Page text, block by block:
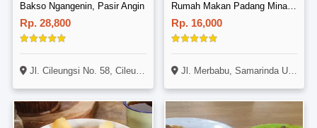
Bakso Ngangenin, Pasir Angin
Rp. 28,800
Jl. Cileungsi No. 58, Cileungsi, Bogor
Rumah Makan Padang Minang Raya 2, Merbabu
Rp. 16,000
Jl. Merbabu, Samarinda Ulu, Samarinda